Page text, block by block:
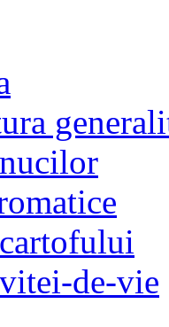
de-vie